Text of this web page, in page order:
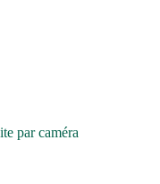
par caméra